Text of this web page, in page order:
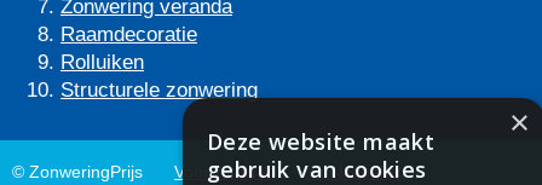
Zonwering veranda
Raamdecoratie
Rolluiken
Structurele zonwering
© ZonweringPrijs Voorwaarden
Cookiebeleid
×
Deze website maakt
gebruik van cookies